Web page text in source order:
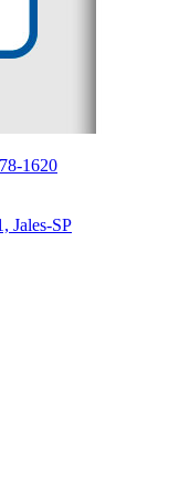
1620
Jales-SP